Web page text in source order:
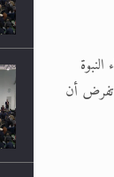
تفرض أن